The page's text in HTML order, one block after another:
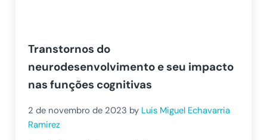
Transtornos do
neurodesenvolvimento e seu impacto
nas funções cognitivas
2 de novembro de 2023 by Luis Miguel Echavarria
Ramirez